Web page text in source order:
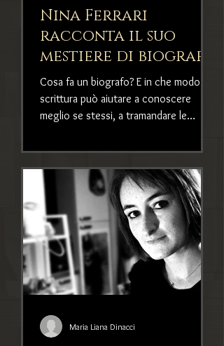
Nina Ferrari
racconta il suo
mestiere di biografo
Cosa fa un biografo? E in che modo la
scrittura può aiutare a conoscere
meglio se stessi, a tramandare le
Maria Liana Dinacci